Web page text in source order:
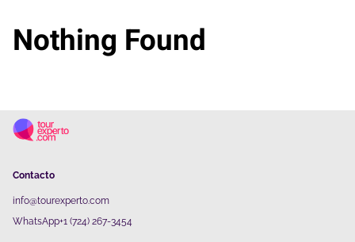
Nothing Found
Contacto
info@tourexperto.com
WhatsApp+1 (724) 267-3454